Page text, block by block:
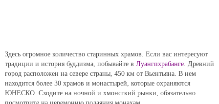
Здесь огромное количество старинных храмов. Если вас интересуют
традиции и история буддизма, побывайте в Луангпхрабанге. Древний
город расположен на севере страны, 450 км от Вьентьяна. В нем
находится более 30 храмов и монастырей, которые охраняются
ЮНЕСКО. Сходите на ночной и хмонсгкий рынки, обязательно